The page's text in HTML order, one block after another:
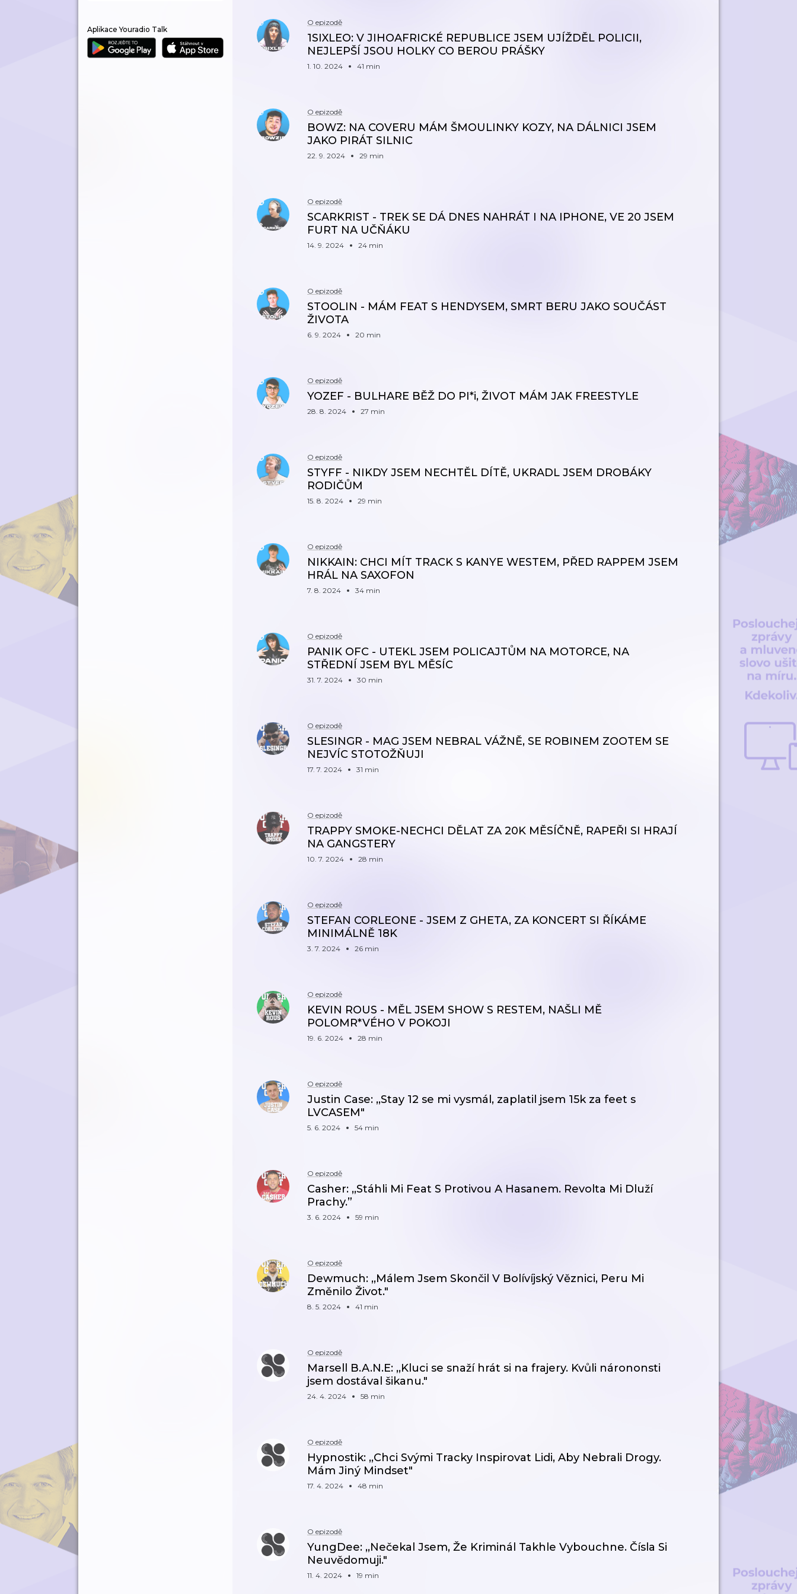
Aplikace Youradio Talk
O epizodě
1SIXLEO: V JIHOAFRICKÉ REPUBLICE JSEM UJÍŽDĚL POLICII,
NEJLEPŠÍ JSOU HOLKY CO BEROU PRÁŠKY
1. 10. 2024 41 min
O epizodě
BOWZ: NA COVERU MÁM ŠMOULINKY KOZY, NA DÁLNICI JSEM
JAKO PIRÁT SILNIC
22. 9. 2024 29 min
O epizodě
SCARKRIST - TREK SE DÁ DNES NAHRÁT I NA IPHONE, VE 20 JSEM
FURT NA UČŇÁKU
14. 9. 2024 24 min
O epizodě
STOOLIN - MÁM FEAT S HENDYSEM, SMRT BERU JAKO SOUČÁST
ŽIVOTA
6. 9. 2024 20 min
O epizodě
YOZEF - BULHARE BĚŽ DO PI*i, ŽIVOT MÁM JAK FREESTYLE
28. 8. 2024 27 min
O epizodě
STYFF - NIKDY JSEM NECHTĚL DÍTĚ, UKRADL JSEM DROBÁKY
RODIČŮM
15. 8. 2024 29 min
O epizodě
NIKKAIN: CHCI MÍT TRACK S KANYE WESTEM, PŘED RAPPEM JSEM
HRÁL NA SAXOFON
7. 8. 2024 34 min
O epizodě
PANIK OFC - UTEKL JSEM POLICAJTŮM NA MOTORCE, NA
STŘEDNÍ JSEM BYL MĚSÍC
31. 7. 2024 30 min
O epizodě
SLESINGR - MAG JSEM NEBRAL VÁŽNĚ, SE ROBINEM ZOOTEM SE
NEJVÍC STOTOŽŇUJI
17. 7. 2024 31 min
O epizodě
TRAPPY SMOKE-NECHCI DĚLAT ZA 20K MĚSÍČNĚ, RAPEŘI SI HRAJÍ
NA GANGSTERY
10. 7. 2024 28 min
O epizodě
STEFAN CORLEONE - JSEM Z GHETA, ZA KONCERT SI ŘÍKÁME
MINIMÁLNĚ 18K
3. 7. 2024 26 min
O epizodě
KEVIN ROUS - MĚL JSEM SHOW S RESTEM, NAŠLI MĚ
POLOMR*VÉHO V POKOJI
19. 6. 2024 28 min
O epizodě
Justin Case: ,,Stay 12 se mi vysmál, zaplatil jsem 15k za feet s
LVCASEM"
5. 6. 2024 54 min
O epizodě
Casher: ,,Stáhli Mi Feat S Protivou A Hasanem. Revolta Mi Dluží
Prachy.”
3. 6. 2024 59 min
O epizodě
Dewmuch: ,,Málem Jsem Skončil V Bolívíjský Věznici, Peru Mi
Změnilo Život."
8. 5. 2024 41 min
O epizodě
Marsell B.A.N.E: ,,Kluci se snaží hrát si na frajery. Kvůli nárononsti
jsem dostával šikanu."
24. 4. 2024 58 min
O epizodě
Hypnostik: ,,Chci Svými Tracky Inspirovat Lidi, Aby Nebrali Drogy.
Mám Jiný Mindset"
17. 4. 2024 48 min
O epizodě
YungDee: ,,Nečekal Jsem, Že Kriminál Takhle Vybouchne. Čísla Si
Neuvědomuji."
11. 4. 2024 19 min